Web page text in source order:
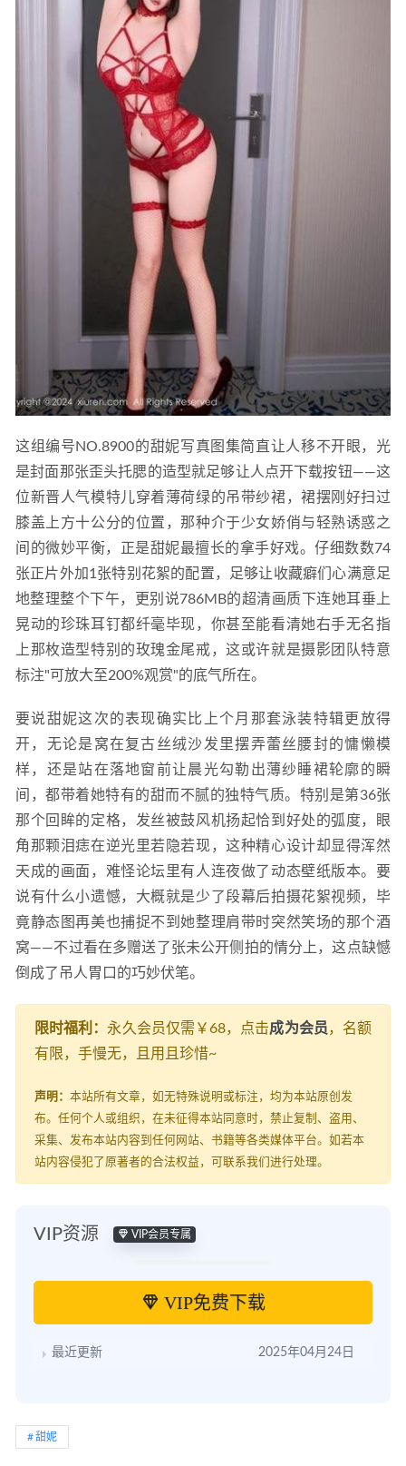
这组编号NO.8900的甜妮写真图集简直让人移不开眼，光
是封面那张歪头托腮的造型就足够让人点开下载按钮——这
位新晋人气模特儿穿着薄荷绿的吊带纱裙，裙摆刚好扫过
膝盖上方十公分的位置，那种介于少女娇俏与轻熟诱惑之
间的微妙平衡，正是甜妮最擅长的拿手好戏。仔细数数74
张正片外加1张特别花絮的配置，足够让收藏癖们心满意足
地整理整个下午，更别说786MB的超清画质下连她耳垂上
晃动的珍珠耳钉都纤毫毕现，你甚至能看清她右手无名指
上那枚造型特别的玫瑰金尾戒，这或许就是摄影团队特意
标注"可放大至200%观赏"的底气所在。
要说甜妮这次的表现确实比上个月那套泳装特辑更放得
开，无论是窝在复古丝绒沙发里摆弄蕾丝腰封的慵懒模
样，还是站在落地窗前让晨光勾勒出薄纱睡裙轮廓的瞬
间，都带着她特有的甜而不腻的独特气质。特别是第36张
那个回眸的定格，发丝被鼓风机扬起恰到好处的弧度，眼
角那颗泪痣在逆光里若隐若现，这种精心设计却显得浑然
天成的画面，难怪论坛里有人连夜做了动态壁纸版本。要
说有什么小遗憾，大概就是少了段幕后拍摄花絮视频，毕
竟静态图再美也捕捉不到她整理肩带时突然笑场的那个酒
窝——不过看在多赠送了张未公开侧拍的情分上，这点缺憾
倒成了吊人胃口的巧妙伏笔。
限时福利： 永久会员仅需￥68，点击成为会员，名额
有限，手慢无，且用且珍惜~
声明： 本站所有文章，如无特殊说明或标注，均为本站原创发
布。任何个人或组织，在未征得本站同意时，禁止复制、盗用、
采集、发布本站内容到任何网站、书籍等各类媒体平台。如若本
站内容侵犯了原著者的合法权益，可联系我们进行处理。
VIP资源 VIP会员专属
VIP免费下载
最近更新 2025年04月24日
甜妮